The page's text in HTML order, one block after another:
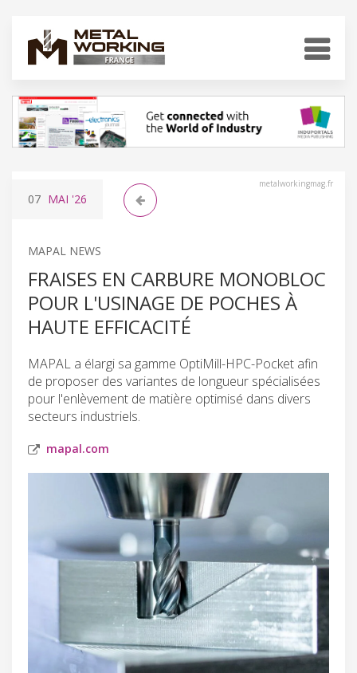
metalworkingmag.fr
07 MAI '26
MAPAL NEWS
FRAISES EN CARBURE MONOBLOC
POUR L'USINAGE DE POCHES À
HAUTE EFFICACITÉ
MAPAL a élargi sa gamme OptiMill-HPC-Pocket afin
de proposer des variantes de longueur spécialisées
pour l'enlèvement de matière optimisé dans divers
secteurs industriels.
mapal.com